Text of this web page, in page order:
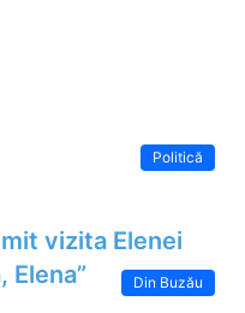
Politică
vizita Elenei
Elena”
Din Buzău